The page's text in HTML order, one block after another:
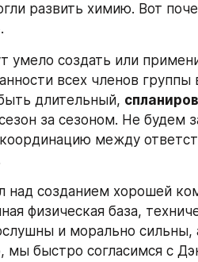
развить химию. Вот
умело создать или
всех членов группы
длительный,
за сезоном. Не будем
между
над созданием хорошей
физическая база,
и морально сильны,
мы быстро согласимся с